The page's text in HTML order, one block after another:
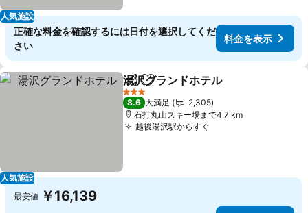
人気施設
正確な料金を確認するには日付を選択してくだ
さい
料金を表示
人気施設
シェアお気に入りに追加
湯沢グランドホテル
3 ホテルのランク
8.6 大満足
2,305
石打丸山スキー場まで4.7 km
越後湯沢駅からすぐ
最安値 ￥16,139